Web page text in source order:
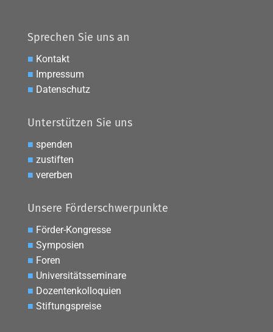
Sprechen Sie uns an
■ Kontakt
■ Impressum
■ Datenschutz
Unterstützen Sie uns
■ spenden
■ zustiften
■ vererben
Unsere Förderschwerpunkte
■ Förder-Kongresse
■ Symposien
■ Foren
■ Universitätsseminare
■ Dozentenkolloquien
■ Stiftungspreise